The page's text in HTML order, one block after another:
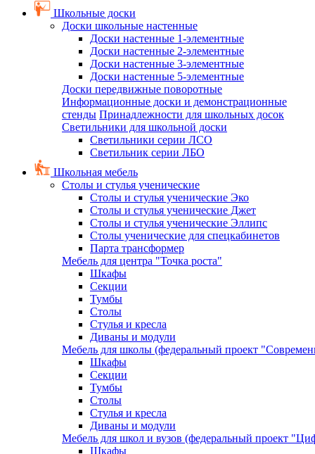
Школьные доски
Доски школьные настенные
Доски настенные 1-элементные
Доски настенные 2-элементные
Доски настенные 3-элементные
Доски настенные 5-элементные
Доски передвижные поворотные
Информационные доски и демонстрационные
стенды Принадлежности для школьных досок
Светильники для школьной доски
Светильники серии ЛСО
Светильник серии ЛБО
Школьная мебель
Столы и стулья ученические
Столы и стулья ученические Эко
Столы и стулья ученические Джет
Столы и стулья ученические Эллипс
Столы ученические для спецкабинетов
Парта трансформер
Мебель для центра "Точка роста"
Шкафы
Секции
Тумбы
Столы
Стулья и кресла
Диваны и модули
Мебель для школы (федеральный проект
Шкафы
Секции
Тумбы
Столы
Стулья и кресла
Диваны и модули
Мебель для школ и вузов (федеральный проект
Шкафы